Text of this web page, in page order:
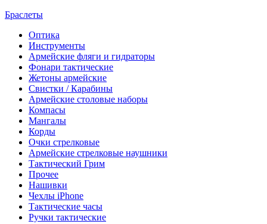
Браслеты
Оптика
Инструменты
Армейские фляги и гидраторы
Фонари тактические
Жетоны армейские
Свистки / Карабины
Армейские столовые наборы
Компасы
Мангалы
Корды
Очки стрелковые
Армейские стрелковые наушники
Тактический Грим
Прочее
Нашивки
Чехлы iPhone
Тактические часы
Ручки тактические